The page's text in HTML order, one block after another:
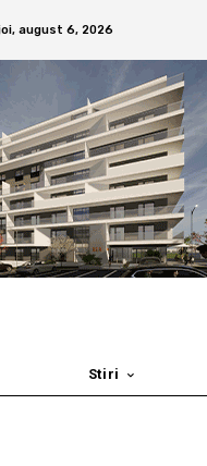
august 6, 2026
Stiri